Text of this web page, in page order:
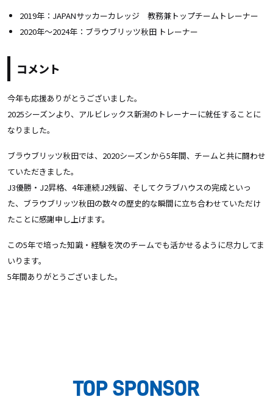
2019年：JAPANサッカーカレッジ 教務兼トップチームトレーナー
2020年〜2024年：ブラウブリッツ秋田 トレーナー
コメント
今年も応援ありがとうございました。
2025シーズンより、アルビレックス新潟のトレーナーに就任することに
なりました。
ブラウブリッツ秋田では、2020シーズンから5年間、チームと共に闘わせ
ていただきました。
J3優勝・J2昇格、4年連続J2残留、そしてクラブハウスの完成といっ
た、ブラウブリッツ秋田の数々の歴史的な瞬間に立ち合わせていただけ
たことに感謝申し上げます。
この5年で培った知識・経験を次のチームでも活かせるように尽力してま
いります。
5年間ありがとうございました。
TOP SPONSOR